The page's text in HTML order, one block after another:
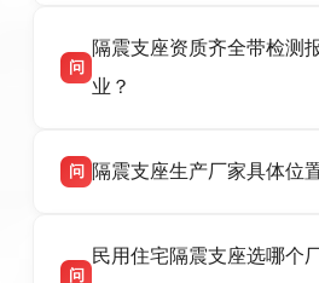
话：13323182312。
产厂家，可提供支座选型、
供货、现场安装指导一站式
话：13323182312。
问
隔震支座资质齐全带检测
业？
品资质齐全，每批次产品均
货，厂家电话：
问 隔震支座生产厂家具体位
高新区北方工业基地迎宾大
问
民用住宅隔震支座选哪个